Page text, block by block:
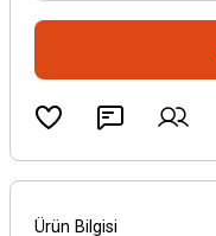
Ürün Bilgisi